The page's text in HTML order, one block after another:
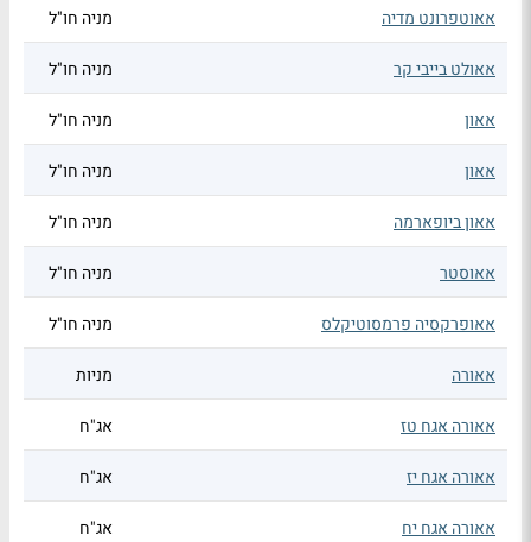
אאוטפרונט מדיה מניה חו"ל
אאולט בייבי קר מניה חו"ל
אאון מניה חו"ל
אאון מניה חו"ל
אאון ביופארמה מניה חו"ל
אאוסטר מניה חו"ל
אאופרקסיה פרמסוטיקלס מניה חו"ל
אאורה מניות
אאורה אגח טז אג"ח
אאורה אגח יז אג"ח
אאורה אגח יח אג"ח